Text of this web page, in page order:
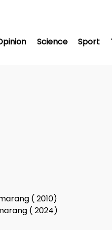
Science Sport
( 2010)
( 2024)